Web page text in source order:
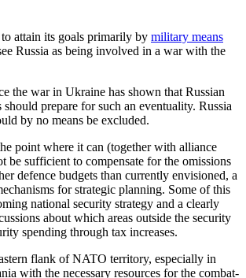
attain its goals primarily by military means
Russia as being involved in a war with the
the war in Ukraine has shown that Russian
prepare for such an eventuality. Russia
by no means be excluded.
point where it can (together with alliance
be sufficient to compensate for the omissions
defence budgets than currently envisioned, a
for stra­tegic planning. Some of this
national security strategy and a clearly
about which areas outside the security
spend­ing through tax increases.
flank of NATO territory, especially in
with the necessary resources for the combat-